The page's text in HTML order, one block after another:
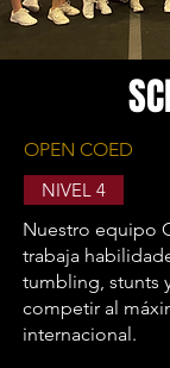
OPEN COED
NIVEL 4
Nuestro equipo
trabaja
tumbling, stunts
competir al
internacional.